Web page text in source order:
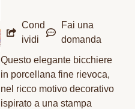
Cond
ividi
Fai una
domanda
Questo elegante bicchiere
in porcellana fine rievoca,
nel ricco motivo decorativo
ispirato a una stampa